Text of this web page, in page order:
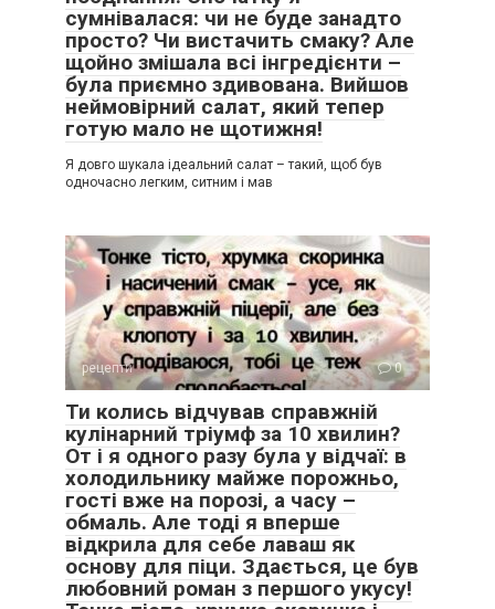
сумнівалася: чи не буде занадто
просто? Чи вистачить смаку? Але
щойно змішала всі інгредієнти –
була приємно здивована. Вийшов
неймовірний салат, який тепер
готую мало не щотижня!
Я довго шукала ідеальний салат – такий, щоб був
одночасно легким, ситним і мав
рецепти 0
Ти колись відчував справжній
кулінарний тріумф за 10 хвилин?
От і я одного разу була у відчаї: в
холодильнику майже порожньо,
гості вже на порозі, а часу –
обмаль. Але тоді я вперше
відкрила для себе лаваш як
основу для піци. Здається, це був
любовний роман з першого укусу!